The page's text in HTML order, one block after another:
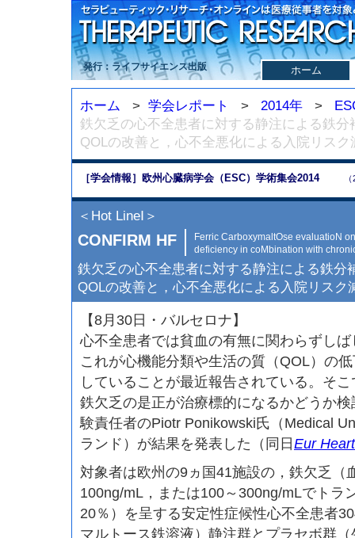
発行：ライフサイエンス出版 ホーム
ホーム > 学会レポート > 2014年 >
鉄欠乏の心不全患者に対する静注による鉄
QOLの改善と，心不全悪化による入院リス
［学会情報］欧州心臓病学会（ESC）学術集会2014
＜Hot LineⅠ＞
CONFIRM HF
Ferric CarboxymaltOse evaluatioN
deficiency in coMbination with
鉄欠乏の心不全患者に対する静注による鉄分
QOLの改善と，心不全悪化による入院リスク
【8月30日・バルセロナ】
心不全患者では貧血の有無に関わらずし
これが心機能分類や生活の質（QOL）の
していることが最近報告されている。そ
鉄欠乏の是正が治療標的になるかどうか
験責任者のPiotr Ponikowski氏（Medical
ランド）が結果を発表した（同日Eur
対象者は欧州の9ヵ国41施設の，鉄欠乏（
100ng/mL，または100～300ng/mLでトラ
20％）を呈する安定性症候性心不全患者
マルトース鉄溶液）静注群とプラセボ群